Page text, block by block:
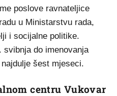
poslove ravnateljice
u Ministarstvu rada,
i socijalne politike.
do imenovanja
šest mjeseci.
centru Vukovar